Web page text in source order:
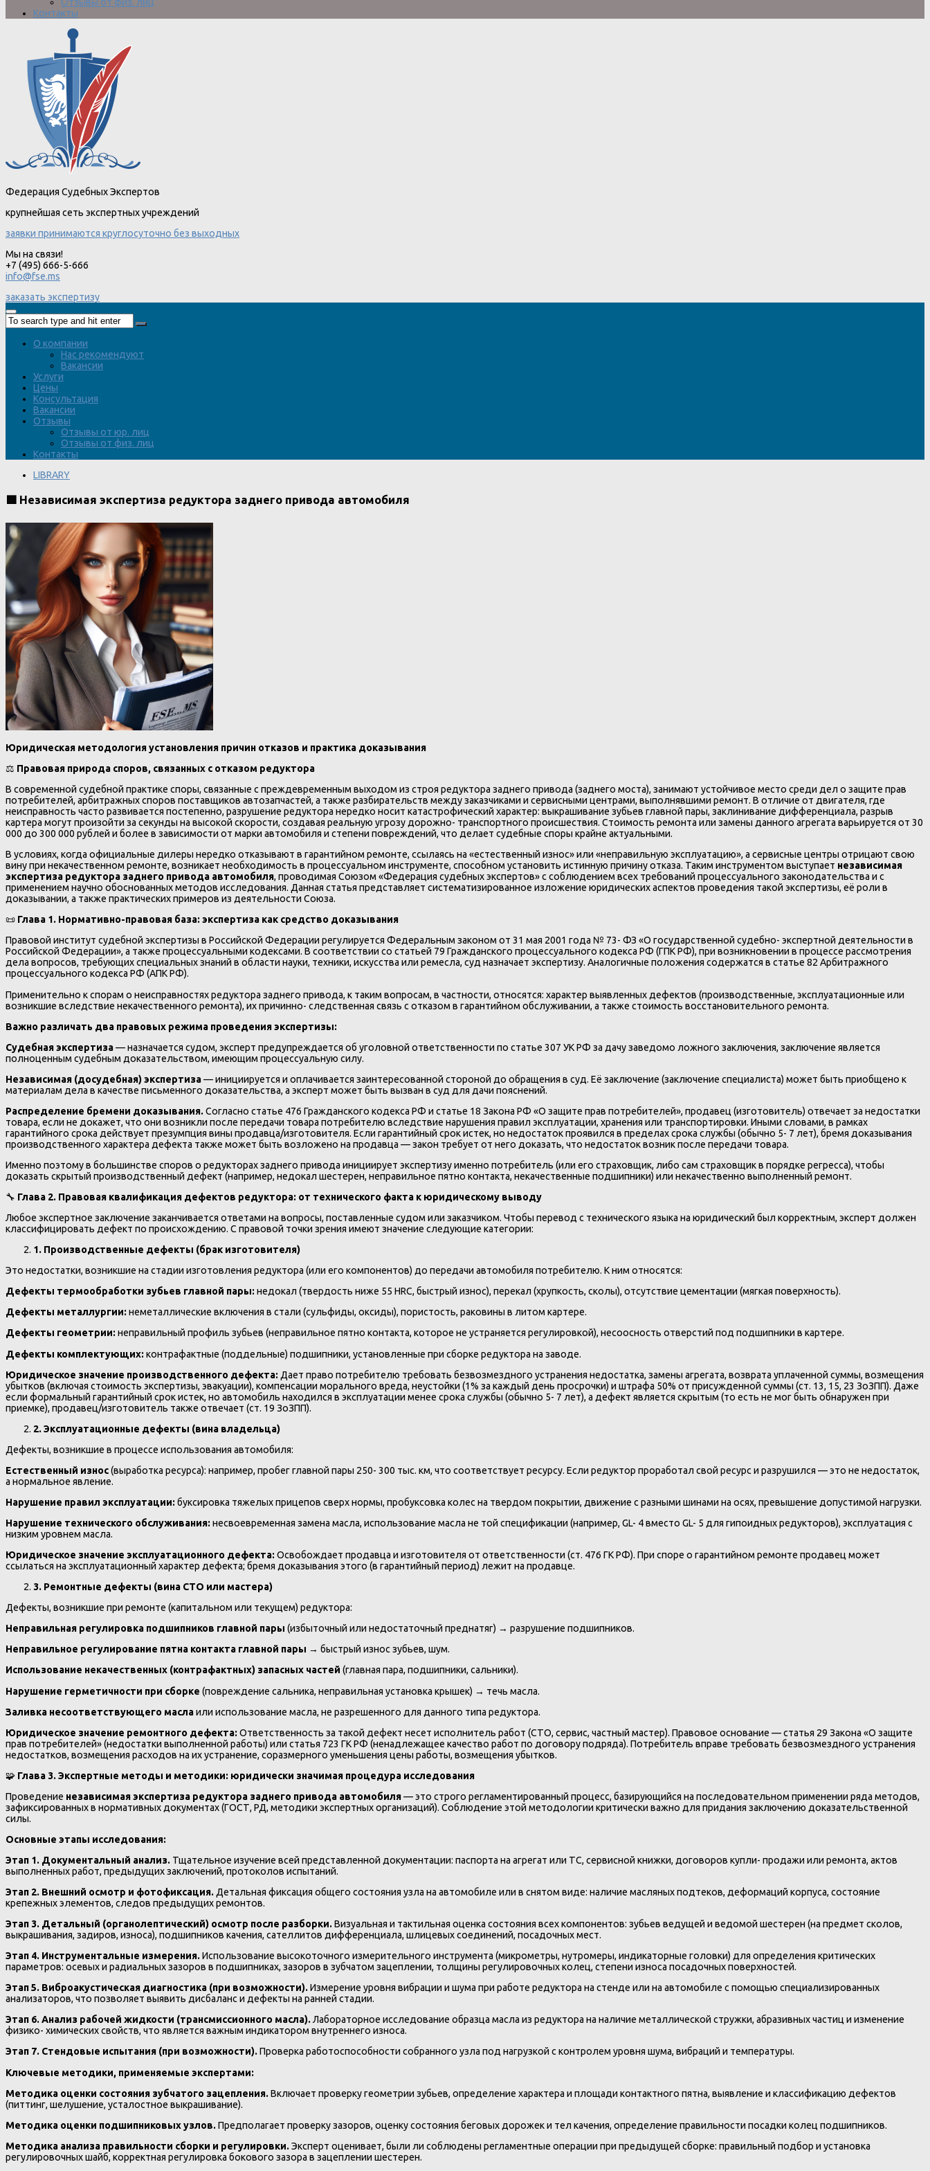
Отзывы от физ. лиц
Контакты
Федерация Судебных Экспертов
крупнейшая сеть экспертных учреждений
заявки принимаются круглосуточно без выходных
Мы на связи!
+7 (495) 666-5-666
info@fse.ms
заказать экспертизу
О компании
Нас рекомендуют
Вакансии
Услуги
Цены
Консультация
Вакансии
Отзывы
Отзывы от юр. лиц
Отзывы от физ. лиц
Контакты
LIBRARY
🟩 Независимая экспертиза редуктора заднего привода автомобиля
Юридическая методология установления причин отказов и практика доказывания
⚖️ Правовая природа споров, связанных с отказом редуктора
В современной судебной практике споры, связанные с преждевременным выходом из строя редуктора заднего привода (заднего моста), занимают устойчивое место среди дел о защите прав
потребителей, арбитражных споров поставщиков автозапчастей, а также разбирательств между заказчиками и сервисными центрами, выполнявшими ремонт. В отличие от двигателя, где
неисправность часто развивается постепенно, разрушение редуктора нередко носит катастрофический характер: выкрашивание зубьев главной пары, заклинивание дифференциала, разрыв
картера могут произойти за секунды на высокой скорости, создавая реальную угрозу дорожно- транспортного происшествия. Стоимость ремонта или замены данного агрегата варьируется от 30
000 до 300 000 рублей и более в зависимости от марки автомобиля и степени повреждений, что делает судебные споры крайне актуальными.
В условиях, когда официальные дилеры нередко отказывают в гарантийном ремонте, ссылаясь на «естественный износ» или «неправильную эксплуатацию», а сервисные центры отрицают свою
вину при некачественном ремонте, возникает необходимость в процессуальном инструменте, способном установить истинную причину отказа. Таким инструментом выступает независимая
экспертиза редуктора заднего привода автомобиля, проводимая Союзом «Федерация судебных экспертов» с соблюдением всех требований процессуального законодательства и с
применением научно обоснованных методов исследования. Данная статья представляет систематизированное изложение юридических аспектов проведения такой экспертизы, её роли в
доказывании, а также практических примеров из деятельности Союза.
📜 Глава 1. Нормативно-правовая база: экспертиза как средство доказывания
Правовой институт судебной экспертизы в Российской Федерации регулируется Федеральным законом от 31 мая 2001 года № 73- ФЗ «О государственной судебно- экспертной деятельности в
Российской Федерации», а также процессуальными кодексами. В соответствии со статьей 79 Гражданского процессуального кодекса РФ (ГПК РФ), при возникновении в процессе рассмотрения
дела вопросов, требующих специальных знаний в области науки, техники, искусства или ремесла, суд назначает экспертизу. Аналогичные положения содержатся в статье 82 Арбитражного
процессуального кодекса РФ (АПК РФ).
Применительно к спорам о неисправностях редуктора заднего привода, к таким вопросам, в частности, относятся: характер выявленных дефектов (производственные, эксплуатационные или
возникшие вследствие некачественного ремонта), их причинно- следственная связь с отказом в гарантийном обслуживании, а также стоимость восстановительного ремонта.
Важно различать два правовых режима проведения экспертизы:
Судебная экспертиза— назначается судом, эксперт предупреждается об уголовной ответственности по статье 307 УК РФ за дачу заведомо ложного заключения, заключение является
полноценным судебным доказательством, имеющим процессуальную силу.
Независимая (досудебная) экспертиза— инициируется и оплачивается заинтересованной стороной до обращения в суд. Её заключение (заключение специалиста) может быть приобщено к
материалам дела в качестве письменного доказательства, а эксперт может быть вызван в суд для дачи пояснений.
Распределение бремени доказывания.Согласно статье 476 Гражданского кодекса РФ и статье 18 Закона РФ «О защите прав потребителей», продавец (изготовитель) отвечает за недостатки
товара, если не докажет, что они возникли после передачи товара потребителю вследствие нарушения правил эксплуатации, хранения или транспортировки. Иными словами, в рамках
гарантийного срока действует презумпция вины продавца/изготовителя. Если гарантийный срок истек, но недостаток проявился в пределах срока службы (обычно 5- 7 лет), бремя доказывания
производственного характера дефекта также может быть возложено на продавца — закон требует от него доказать, что недостаток возник после передачи товара.
Именно поэтому в большинстве споров о редукторах заднего привода инициирует экспертизу именно потребитель (или его страховщик, либо сам страховщик в порядке регресса), чтобы
доказать скрытый производственный дефект (например, недокал шестерен, неправильное пятно контакта, некачественные подшипники) или некачественно выполненный ремонт.
🔧 Глава 2. Правовая квалификация дефектов редуктора: от технического факта к юридическому выводу
Любое экспертное заключение заканчивается ответами на вопросы, поставленные судом или заказчиком. Чтобы перевод с технического языка на юридический был корректным, эксперт должен
классифицировать дефект по происхождению. С правовой точки зрения имеют значение следующие категории:
1. Производственные дефекты (брак изготовителя)
Это недостатки, возникшие на стадии изготовления редуктора (или его компонентов) до передачи автомобиля потребителю. К ним относятся:
Дефекты термообработки зубьев главной пары:недокал (твердость ниже 55 HRC, быстрый износ), перекал (хрупкость, сколы), отсутствие цементации (мягкая поверхность).
Дефекты металлургии:неметаллические включения в стали (сульфиды, оксиды), пористость, раковины в литом картере.
Дефекты геометрии:неправильный профиль зубьев (неправильное пятно контакта, которое не устраняется регулировкой), несоосность отверстий под подшипники в картере.
Дефекты комплектующих:контрафактные (поддельные) подшипники, установленные при сборке редуктора на заводе.
Юридическое значение производственного дефекта: Дает право потребителю требовать безвозмездного устранения недостатка, замены агрегата, возврата уплаченной суммы, возмещения
убытков (включая стоимость экспертизы, эвакуации), компенсации морального вреда, неустойки (1% за каждый день просрочки) и штрафа 50% от присужденной суммы (ст. 13, 15, 23 ЗоЗПП). Даже
если формальный гарантийный срок истек, но автомобиль находился в эксплуатации менее срока службы (обычно 5- 7 лет), а дефект является скрытым (то есть не мог быть обнаружен при
приемке), продавец/изготовитель также отвечает (ст. 19 ЗоЗПП).
2. Эксплуатационные дефекты (вина владельца)
Дефекты, возникшие в процессе использования автомобиля:
Естественный износ(выработка ресурса): например, пробег главной пары 250- 300 тыс. км, что соответствует ресурсу. Если редуктор проработал свой ресурс и разрушился — это не недостаток,
а нормальное явление.
Нарушение правил эксплуатации:буксировка тяжелых прицепов сверх нормы, пробуксовка колес на твердом покрытии, движение с разными шинами на осях, превышение допустимой нагрузки.
Нарушение технического обслуживания:несвоевременная замена масла, использование масла не той спецификации (например, GL- 4 вместо GL- 5 для гипоидных редукторов), эксплуатация с
низким уровнем масла.
Юридическое значение эксплуатационного дефекта:Освобождает продавца и изготовителя от ответственности (ст. 476 ГК РФ). При споре о гарантийном ремонте продавец может
ссылаться на эксплуатационный характер дефекта; бремя доказывания этого (в гарантийный период) лежит на продавце.
3. Ремонтные дефекты (вина СТО или мастера)
Дефекты, возникшие при ремонте (капитальном или текущем) редуктора:
Неправильная регулировка подшипников главной пары (избыточный или недостаточный преднатяг) → разрушение подшипников.
Неправильное регулирование пятна контакта главной пары → быстрый износ зубьев, шум.
Использование некачественных (контрафактных) запасных частей (главная пара, подшипники, сальники).
Нарушение герметичности при сборке (повреждение сальника, неправильная установка крышек) → течь масла.
Заливка несоответствующего маслаили использование масла, не разрешенного для данного типа редуктора.
Юридическое значение ремонтного дефекта:Ответственность за такой дефект несет исполнитель работ (СТО, сервис, частный мастер). Правовое основание — статья 29 Закона «О защите
прав потребителей» (недостатки выполненной работы) или статья 723 ГК РФ (ненадлежащее качество работ по договору подряда). Потребитель вправе требовать безвозмездного устранения
недостатков, возмещения расходов на их устранение, соразмерного уменьшения цены работы, возмещения убытков.
🧩 Глава 3. Экспертные методы и методики: юридически значимая процедура исследования
Проведение независимая экспертиза редуктора заднего привода автомобиля— это строго регламентированный процесс, базирующийся на последовательном применении ряда методов,
зафиксированных в нормативных документах (ГОСТ, РД, методики экспертных организаций). Соблюдение этой методологии критически важно для придания заключению доказательственной
силы.
Основные этапы исследования:
Этап 1. Документальный анализ. Тщательное изучение всей представленной документации: паспорта на агрегат или ТС, сервисной книжки, договоров купли- продажи или ремонта, актов
выполненных работ, предыдущих заключений, протоколов испытаний.
Этап 2. Внешний осмотр и фотофиксация. Детальная фиксация общего состояния узла на автомобиле или в снятом виде: наличие масляных подтеков, деформаций корпуса, состояние
крепежных элементов, следов предыдущих ремонтов.
Этап 3. Детальный (органолептический) осмотр после разборки.Визуальная и тактильная оценка состояния всех компонентов: зубьев ведущей и ведомой шестерен (на предмет сколов,
выкрашивания, задиров, износа), подшипников качения, сателлитов дифференциала, шлицевых соединений, посадочных мест.
Этап 4. Инструментальные измерения.Использование высокоточного измерительного инструмента (микрометры, нутромеры, индикаторные головки) для определения критических
параметров: осевых и радиальных зазоров в подшипниках, зазоров в зубчатом зацеплении, толщины регулировочных колец, степени износа посадочных поверхностей.
Этап 5. Виброакустическая диагностика (при возможности).Измерение уровня вибрации и шума при работе редуктора на стенде или на автомобиле с помощью специализированных
анализаторов, что позволяет выявить дисбаланс и дефекты на ранней стадии.
Этап 6. Анализ рабочей жидкости (трансмиссионного масла).Лабораторное исследование образца масла из редуктора на наличие металлической стружки, абразивных частиц и изменение
физико- химических свойств, что является важным индикатором внутреннего износа.
Этап 7. Стендовые испытания (при возможности).Проверка работоспособности собранного узла под нагрузкой с контролем уровня шума, вибраций и температуры.
Ключевые методики, применяемые экспертами:
Методика оценки состояния зубчатого зацепления.Включает проверку геометрии зубьев, определение характера и площади контактного пятна, выявление и классификацию дефектов
(питтинг, шелушение, усталостное выкрашивание).
Методика оценки подшипниковых узлов.Предполагает проверку зазоров, оценку состояния беговых дорожек и тел качения, определение правильности посадки колец подшипников.
Методика анализа правильности сборки и регулировки.Эксперт оценивает, были ли соблюдены регламентные операции при предыдущей сборке: правильный подбор и установка
регулировочных шайб, корректная регулировка бокового зазора в зацеплении шестерен.